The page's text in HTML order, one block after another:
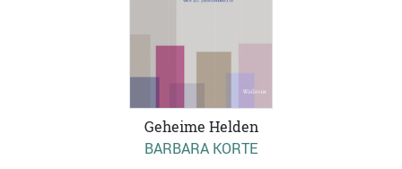
Geheime Helden
BARBARA KORTE